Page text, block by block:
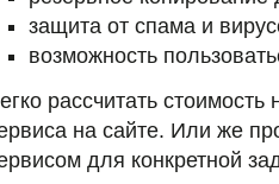
защита от спама и
возможность
рассчитать
на сайте. Или же
для конкретной